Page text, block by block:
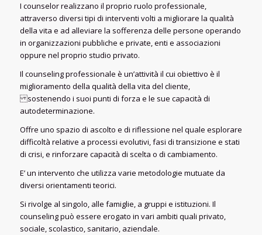
I counselor realizzano il proprio ruolo professionale,
attraverso diversi tipi di interventi volti a migliorare la qualità
della vita e ad alleviare la sofferenza delle persone operando
in organizzazioni pubbliche e private, enti e associazioni
oppure nel proprio studio privato.
Il counseling professionale è un’attività il cui obiettivo è il
miglioramento della qualità della vita del cliente,
sostenendo i suoi punti di forza e le sue capacità di
autodeterminazione.
Offre uno spazio di ascolto e di riflessione nel quale esplorare
difficoltà relative a processi evolutivi, fasi di transizione e stati
di crisi, e rinforzare capacità di scelta o di cambiamento.
E’ un intervento che utilizza varie metodologie mutuate da
diversi orientamenti teorici.
Si rivolge al singolo, alle famiglie, a gruppi e istituzioni. Il
counseling può essere erogato in vari ambiti quali privato,
sociale, scolastico, sanitario, aziendale.